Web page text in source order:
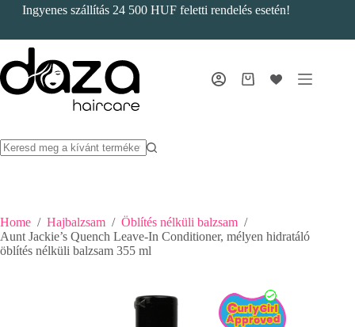
Ingyenes szállítás 24 500 HUF feletti rendelés esetén!
Bevásárlókosár
Home / Hajbalzsam / Öblítés nélküli balzsam /
Aunt Jackie’s Quench Leave-In Conditioner, mélyen hidratáló
öblítés nélküli balzsam 355 ml